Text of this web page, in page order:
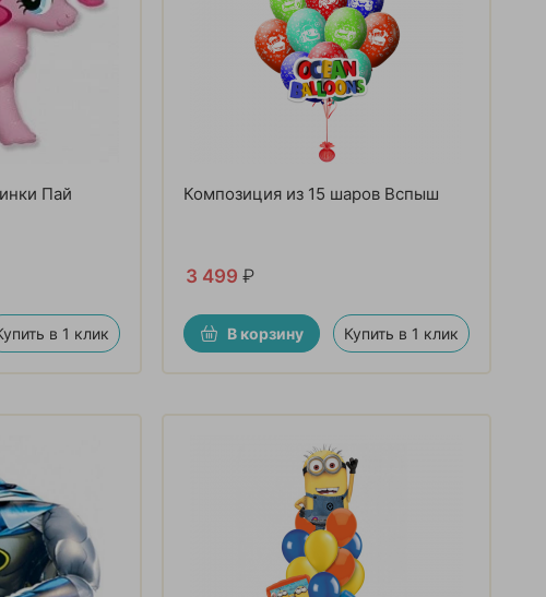
Пай
в 1 клик
Композиция из 15 шаров Вспыш
3 499 ₽
В корзину Купить в 1 клик